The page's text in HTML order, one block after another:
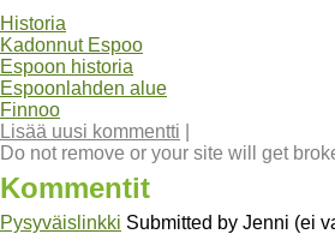
Historia
Kadonnut Espoo
Espoon historia
Espoonlahden alue
Finnoo
Lisää uusi kommentti
Do not remove or your site will get
Kommentit
Pysyväislinkki Submitted by Jenni (ei